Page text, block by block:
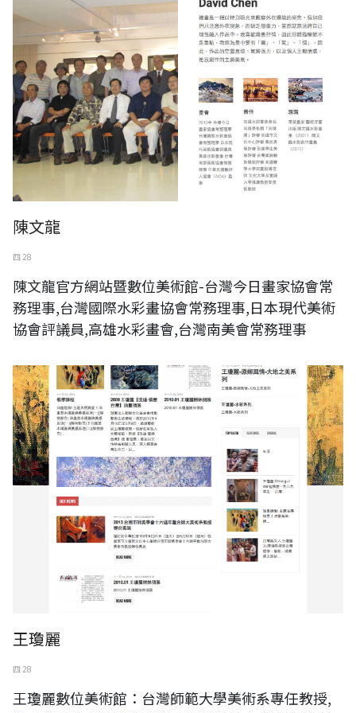
陳文龍
四 28
陳文龍官方網站暨數位美術館-台灣今日畫家協會常
務理事,台灣國際水彩畫協會常務理事,日本現代美術
協會評議員,高雄水彩畫會,台灣南美會常務理事
王瓊麗
四 28
王瓊麗數位美術館：台灣師範大學美術系專任教授,